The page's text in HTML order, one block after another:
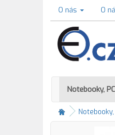
O nás O
Notebooky, PC
Notebooky,